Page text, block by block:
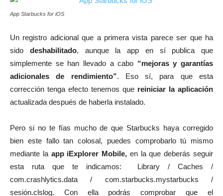
App Starbucks for iOS
Un registro adicional que a primera vista parece ser que ha
sido deshabilitado, aunque la app en sí publica que
simplemente se han llevado a cabo “mejoras y garantías
adicionales de rendimiento”. Eso sí, para que esta
corrección tenga efecto tenemos que reiniciar la aplicación
actualizada después de haberla instalado.
Pero si no te fías mucho de que Starbucks haya corregido
bien este fallo tan colosal, puedes comprobarlo tú mismo
mediante laapp iExplorer Mobile, en la que deberás seguir
esta ruta que te indicamos: Library / Caches /
com.crashlytics.data / com.starbucks.mystarbucks /
sesión.clslog. Con ella podrás comprobar que el